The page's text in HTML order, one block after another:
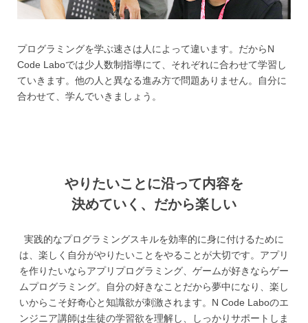
プログラミングを学ぶ速さは人によって違います。だからN
Code Laboでは少人数制指導にて、それぞれに合わせて学習し
ていきます。他の人と異なる進み方で問題ありません。自分に
合わせて、学んでいきましょう。
やりたいことに沿って内容を
決めていく、 だから楽しい
実践的なプログラミングスキルを効率的に身に付けるために
は、楽しく自分がやりたいことをやることが大切です。 アプリ
を作りたいならアプリプログラミング、ゲームが好きならゲー
ムプログラミング。
自分の好きなことだから夢中になり、楽し
いからこそ好奇心と知識欲が刺激されます。 N Code Laboのエ
ンジニア講師は生徒の学習欲を理解し、しっかりサポートしま